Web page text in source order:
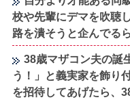
校や先輩にデマを吹聴
路を潰そうと企んでる
38歳マザコン夫の誕
う！」と義実家を飾り
を招待してあげたら、